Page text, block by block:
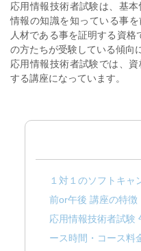
応用情報技術者試験は、 基本
情報の知識を知っている事
人材である事を証明する資
の方たちが受験している傾向
応用情報技術者試験では、
する講座になっています。
１対１のソフトキャ
前or午後 講座の特徴
応用情報技術者試験
ース時間・コース料